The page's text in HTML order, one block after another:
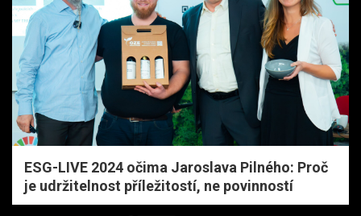
ESG-LIVE 2024 očima Jaroslava Pilného: Proč
je udržitelnost příležitostí, ne povinností